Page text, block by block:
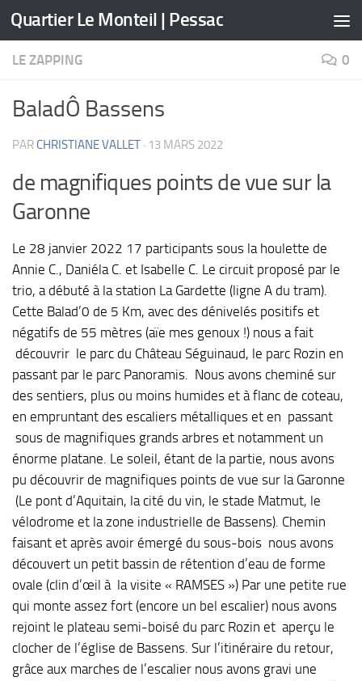
Skip to content
Quartier Le Monteil | Pessac
LE ZAPPING 0
BaladÔ Bassens
PAR CHRISTIANE VALLET · 13 MARS 2022
de magnifiques points de vue sur la
Garonne
Le 28 janvier 2022 17 participants sous la houlette de
Annie C., Daniéla C. et Isabelle C. Le circuit proposé par le
trio, a débuté à la station La Gardette (ligne A du tram).
Cette Balad’0 de 5 Km, avec des dénivelés positifs et
négatifs de 55 mètres (aïe mes genoux !) nous a fait
découvrir le parc du Château Séguinaud, le parc Rozin en
passant par le parc Panoramis. Nous avons cheminé sur
des sentiers, plus ou moins humides et à flanc de coteau,
en empruntant des escaliers métalliques et en passant
sous de magnifiques grands arbres et notamment un
énorme platane. Le soleil, étant de la partie, nous avons
pu découvrir de magnifiques points de vue sur la Garonne
(Le pont d’Aquitain, la cité du vin, le stade Matmut, le
vélodrome et la zone industrielle de Bassens). Chemin
faisant et après avoir émergé du sous-bois nous avons
découvert un petit bassin de rétention d’eau de forme
ovale (clin d’œil à la visite « RAMSES ») Par une petite rue
qui monte assez fort (encore un bel escalier) nous avons
rejoint le plateau semi-boisé du parc Rozin et aperçu le
clocher de l’église de Bassens. Sur l’itinéraire du retour,
grâce aux marches de l’escalier nous avons gravi une